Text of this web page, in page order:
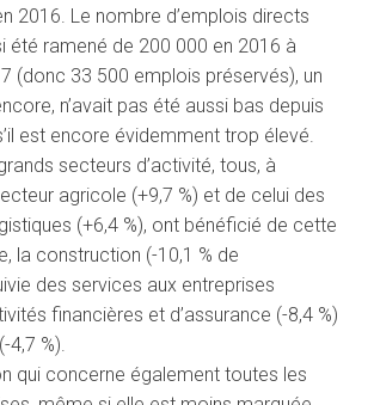
2016. Le nombre d’emplois directs
été ramené de 200 000 en 2016 à
(donc 33 500 emplois préservés), un
n’avait pas été aussi bas depuis
est encore évidemment trop élevé.
secteurs d’activité, tous, à
agricole (+9,7 %) et de celui des
(+6,4 %), ont bénéficié de cette
la construction (-10,1 % de
des services aux entreprises
financières et d’assurance (-8,4 %)
4,7 %).
qui concerne également toutes les